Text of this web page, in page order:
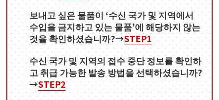
보내고 싶은 물품이 ‘수신 국가 및 지역에서
수입을 금지하고 있는 물품’에 해당하지 않는
것을 확인하셨습니까?→STEP1
수신 국가 및 지역의 접수 중단 정보를 확인하
고 취급 가능한 발송 방법을 선택하셨습니까?
→STEP2